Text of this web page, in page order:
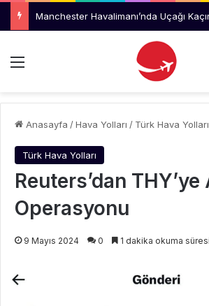
Menü
Anasayfa /Hava Yolları / Türk Hava Yolları
Türk Hava Yolları
Reuters’dan THY’ye
Operasyonu
9 Mayıs 2024 0 1 dakika okuma süresi